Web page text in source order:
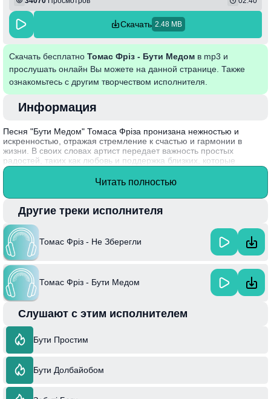
Скачать 2.48 MB
Скачать бесплатно Томас Фріз - Бути Медом в mp3 и
прослушать онлайн Вы можете на данной странице. Также
ознакомьтесь с другим творчеством исполнителя.
Информация
Песня "Бути Медом" Томаса Фріза пронизана нежностью и
искренностью, отражая стремление к счастью и гармонии в
жизни. В своих словах артист передает важность простых
радостей, таких как любовь и поддержка близких, которые
способны скрасить любой день. Музыка создаёт атмосферу уюта,
а мелодия запоминается с первого прослушивания, наполняя
Томас Фріз, украинский музыкант и автор, известен своей
способностью соединять различные музыкальные стили, что
привлекает внимание слушателей и позволяет ему находить
отклик в сердцах многих.
Читать полностью
Другие треки исполнителя
Томас Фріз - Не Зберегли
Томас Фріз - Бути Медом
Слушают с этим исполнителем
Бути Простим
Бути Долбайобом